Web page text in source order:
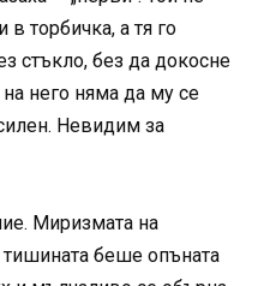
торбичка, а тя го
стъкло, без да докосне
на него няма да му се
Невидим за
Миризмата на
тишината беше опъната